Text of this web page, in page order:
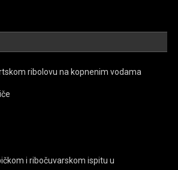
ribolovu na kopnenim vodama
i ribočuvarskom ispitu u